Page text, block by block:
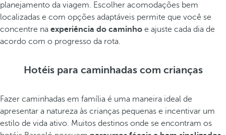
planejamento da viagem. Escolher acomodações bem
localizadas e com opções adaptáveis permite que você se
concentre na experiência do caminho e ajuste cada dia de
acordo com o progresso da rota.
Hotéis para caminhadas com crianças
Fazer caminhadas em família é uma maneira ideal de
apresentar a natureza às crianças pequenas e incentivar um
estilo de vida ativo. Muitos destinos onde se encontram os